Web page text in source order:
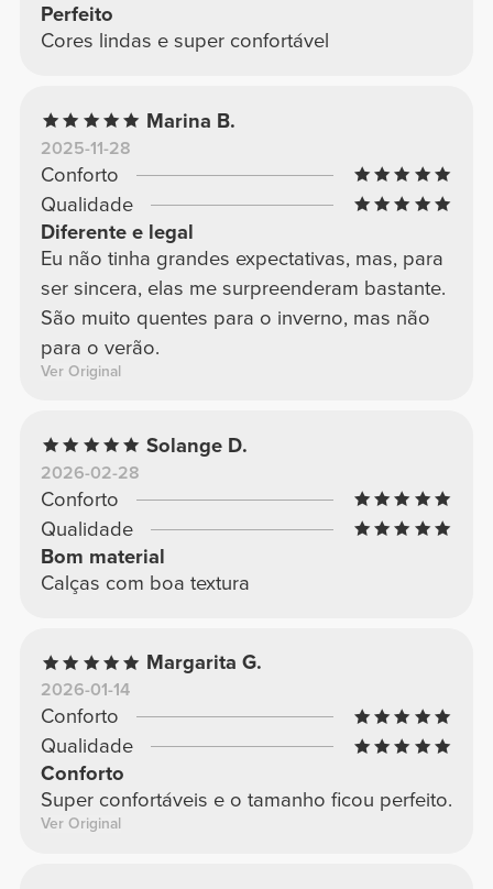
Perfeito
Cores lindas e super confortável
Marina B.
2025-11-28
Conforto
Qualidade
Diferente e legal
Eu não tinha grandes expectativas, mas, para
ser sincera, elas me surpreenderam bastante.
São muito quentes para o inverno, mas não
para o verão.
Ver Original
Solange D.
2026-02-28
Conforto
Qualidade
Bom material
Calças com boa textura
Margarita G.
2026-01-14
Conforto
Qualidade
Conforto
Super confortáveis e o tamanho ficou perfeito.
Ver Original